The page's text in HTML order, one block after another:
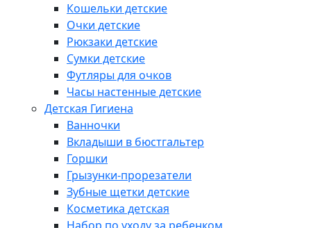
Кошельки детские
Очки детские
Рюкзаки детские
Сумки детские
Футляры для очков
Часы настенные детские
Детская Гигиена
Ванночки
Вкладыши в бюстгальтер
Горшки
Грызунки-прорезатели
Зубные щетки детские
Косметика детская